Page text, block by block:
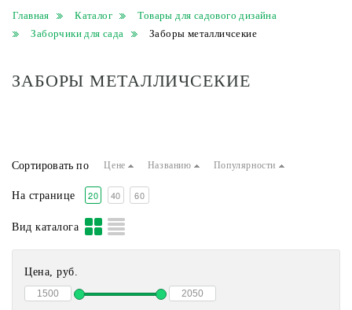
Главная Каталог
Товары для садового дизайна
Заборчики для сада
Заборы металличсекие
ЗАБОРЫ МЕТАЛЛИЧСЕКИЕ
Сортировать по Цене Названию Популярности
На странице 20 40 60
Вид каталога
Цена, руб.